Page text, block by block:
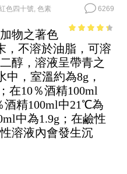
色四十號, 色素 6269
of 5
物之著色
，不溶於油脂，可溶
醇，溶液呈帶青之
，室溫約為8g，
在10％酒精100ml
酒精100ml中21℃為
中為1.9g；在鹼性
溶液內會發生沉